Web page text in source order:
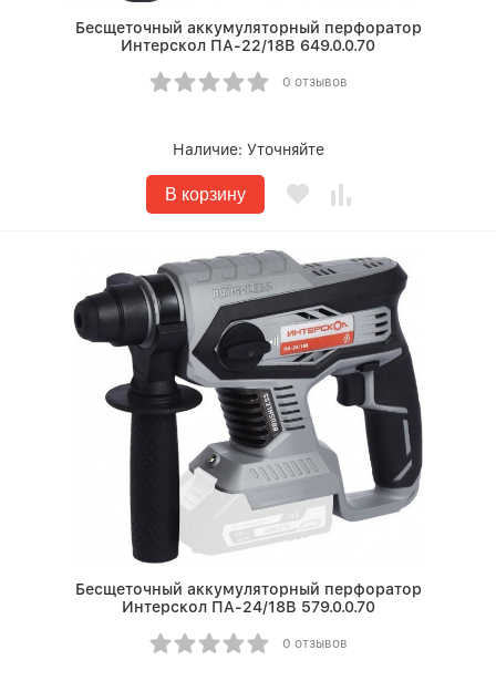
Бесщеточный аккумуляторный перфоратор
Интерскол ПА-22/18В 649.0.0.70
0 отзывов
Наличие: Уточняйте
В корзину
Бесщеточный аккумуляторный перфоратор
Интерскол ПА-24/18В 579.0.0.70
0 отзывов